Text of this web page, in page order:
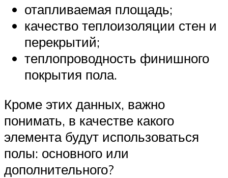
отапливаемая площадь;
качество теплоизоляции стен и
перекрытий;
теплопроводность финишного
покрытия пола.
Кроме этих данных, важно
понимать, в качестве какого
элемента будут использоваться
полы: основного или
дополнительного?